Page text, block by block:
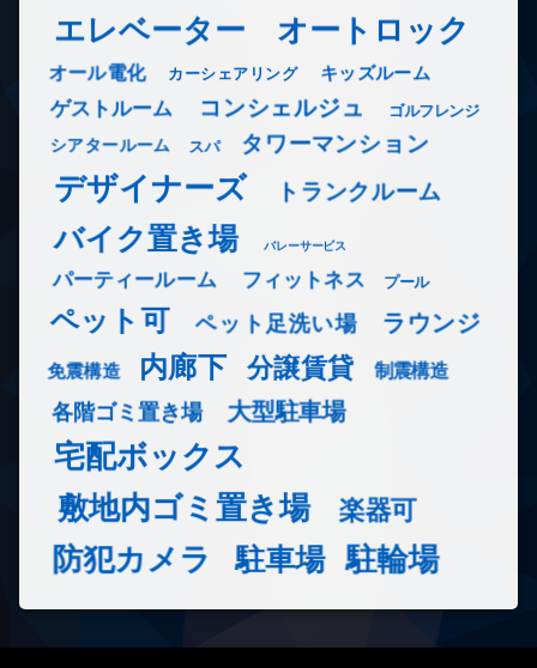
エレベーター オートロック
オール電化 カーシェアリング キッズルーム
ゲストルーム コンシェルジュ ゴルフレンジ
シアタールーム スパ タワーマンション
デザイナーズ トランクルーム
バイク置き場 バレーサービス
パーティールーム フィットネス プール
ペット可 ペット足洗い場 ラウンジ
免震構造 内廊下 分譲賃貸 制震構造
各階ゴミ置き場 大型駐車場
宅配ボックス
敷地内ゴミ置き場
楽器可
防犯カメラ 駐車場 駐輪場